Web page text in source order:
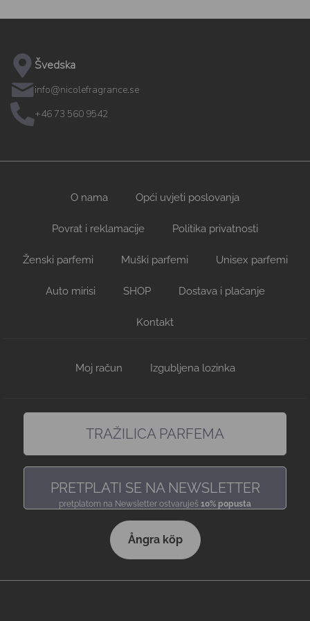
Švedska
info@nicolefragrance.se
+46 73 560 9542
O nama Opći uvjeti poslovanja
Povrat i reklamacije Politika privatnosti
Ženski parfemi Muški parfemi Unisex parfemi
Auto mirisi SHOP Dostava i plaćanje
Kontakt
Moj račun Izgubljena lozinka
TRAŽILICA PARFEMA
PRETPLATI SE NA NEWSLETTER
pretplatom na Newsletter ostvaruješ 10% popusta
Ångra köp